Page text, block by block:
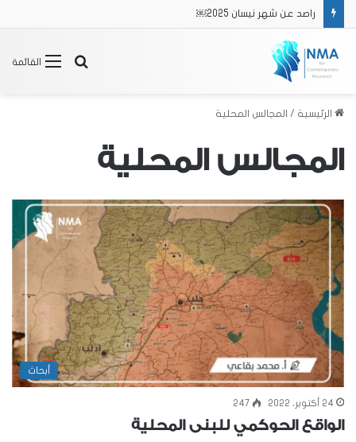
راصد عن شهر نيسان 2025￼
القائمة
بحث
الرئيسية / المجالس المحلية
المجالس المحلية
أبحاث
24 أكتوبر، 2022 247
الواقع الحوكمي للبنى المحلية